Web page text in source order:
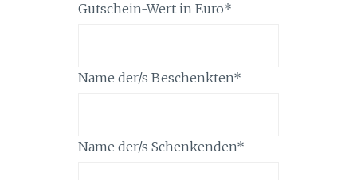
Gutschein-Wert in Euro*
Name der/s Beschenkten*
Name der/s Schenkenden*